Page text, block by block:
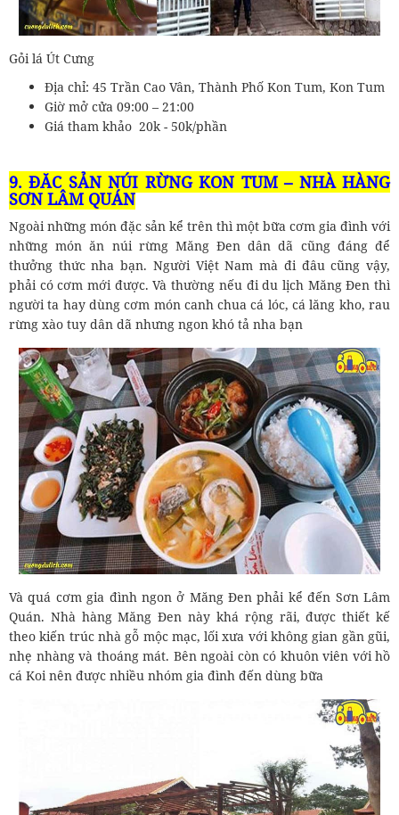
Gỏi lá Út Cưng
Địa chỉ: 45 Trần Cao Vân, Thành Phố Kon Tum, Kon Tum
Giờ mở cửa 09:00 – 21:00
Giá tham khảo 20k - 50k/phần
9. ĐẶC SẢN NÚI RỪNG KON TUM – NHÀ HÀNG
SƠN LÂM QUÁN
Ngoài những món đặc sản kể trên thì một bữa cơm gia đình với
những món ăn núi rừng Măng Đen dân dã cũng đáng để
thưởng thức nha bạn. Người Việt Nam mà đi đâu cũng vậy,
phải có cơm mới được. Và thường nếu đi du lịch Măng Đen thì
người ta hay dùng cơm món canh chua cá lóc, cá lăng kho, rau
rừng xào tuy dân dã nhưng ngon khó tả nha bạn
Và quá cơm gia đình ngon ở Măng Đen phải kể đến Sơn Lâm
Quán. Nhà hàng Măng Đen này khá rộng rãi, được thiết kế
theo kiến trúc nhà gỗ mộc mạc, lối xưa với không gian gần gũi,
nhẹ nhàng và thoáng mát. Bên ngoài còn có khuôn viên với hồ
cá Koi nên được nhiều nhóm gia đình đến dùng bữa